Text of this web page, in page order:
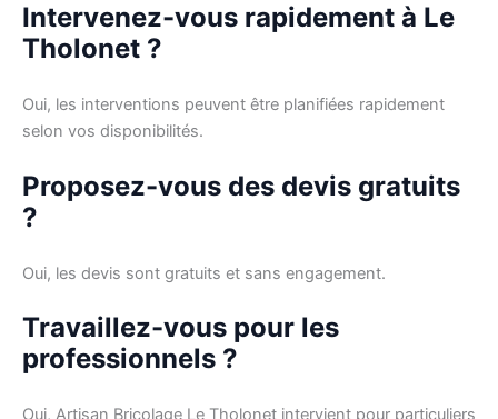
Intervenez-vous rapidement à Le
Tholonet ?
Oui, les interventions peuvent être planifiées rapidement
selon vos disponibilités.
Proposez-vous des devis gratuits
?
Oui, les devis sont gratuits et sans engagement.
Travaillez-vous pour les
professionnels ?
Oui, Artisan Bricolage Le Tholonet intervient pour particuliers